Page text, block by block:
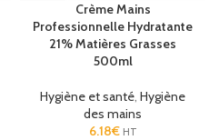
Crème Mains
Professionnelle Hydratante
21% Matières Grasses
500ml
Hygiène et santé, Hygiène
des mains
6.18€ HT